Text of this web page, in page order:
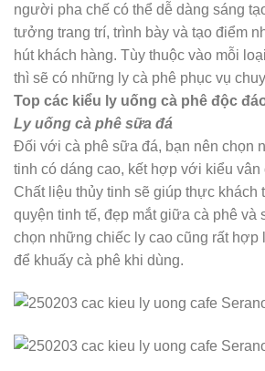
người pha chế có thể dễ dàng sáng
tưởng trang trí, trình bày và tạo điểm
hút khách hàng. Tùy thuộc vào mỗi
thì sẽ có những ly cà phê phục vụ
Top các kiểu ly uống cà phê độc
Ly uống cà phê sữa đá
Đối với cà phê sữa đá, bạn nên chọn
tinh có dáng cao, kết hợp với kiểu vân
Chất liệu thủy tinh sẽ giúp thực khách
quyện tinh tế, đẹp mắt giữa cà phê và
chọn những chiếc ly cao cũng rất hợp
để khuấy cà phê khi dùng.